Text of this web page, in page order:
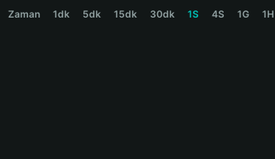
Bahasa Indonesia
Zaman 1dk 5dk 15dk 30dk 1S 4S 1G 1H